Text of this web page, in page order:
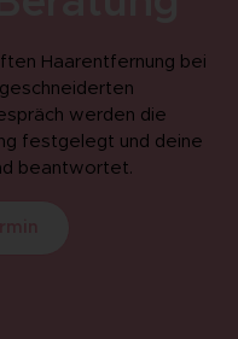
Haarentfernung bei
werden die
festgelegt und deine
beantwortet.